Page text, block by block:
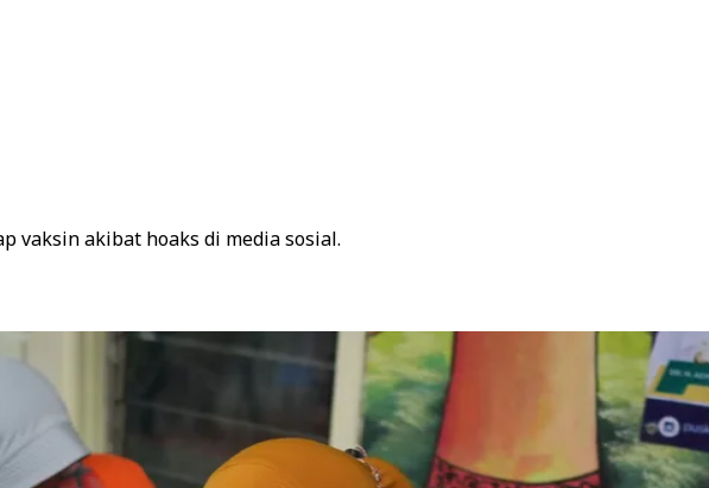
vaksin akibat hoaks di media sosial.